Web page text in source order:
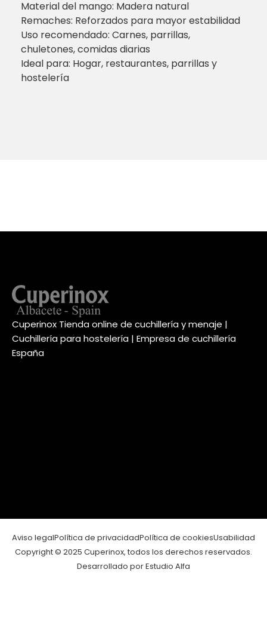
Material del mango: Madera natural
Remaches: Reforzados para mayor estabilidad
Uso recomendado: Carnes, parrillas,
chuletones, comidas diarias
Ideal para: Hogar, restaurantes, parrillas y
hostelería
Cuperinox Tienda online de cuchillería y menaje |
Cuchillería para hostelería | Empresa de cuchillería
España
Aviso legalPolítica de privacidadPolítica de cookiesUsabilidad
Copyright © 2025 Cuperinox, todos los derechos reservados.
Desarrollado por Estudio Alfa